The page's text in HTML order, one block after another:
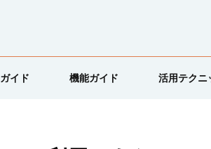
イド 機能ガイド 活用テクニ